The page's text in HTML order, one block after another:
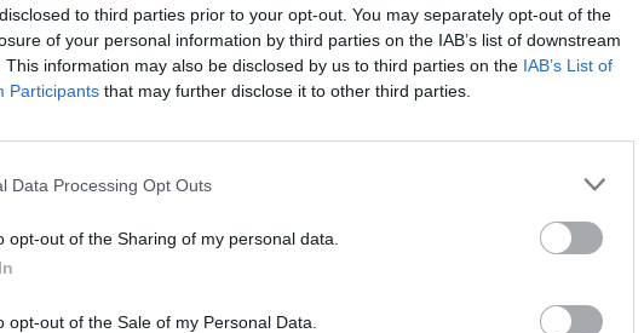
to third parties prior to your opt-out. You may separately opt-out of the
of your personal information by third parties on the IAB’s list of downstream
This information may also be disclosed by us to third parties on the IAB’s List of
Participants that may further disclose it to other third parties.
Data Processing Opt Outs
opt-out of the Sharing of my personal data.
opt-out of the Sale of my Personal Data.
heti program
NE
Elindult a
Csillagles,
Fesztiválja